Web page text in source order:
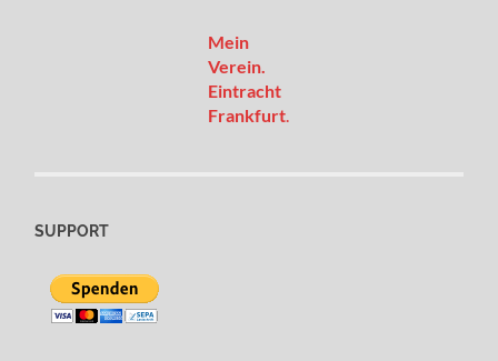
Mein
Verein.
Eintracht
Frankfurt
SUPPORT